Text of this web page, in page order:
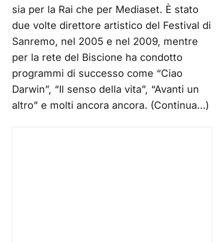
sia per la Rai che per Mediaset. È stato
due volte direttore artistico del Festival di
Sanremo, nel 2005 e nel 2009, mentre
per la rete del Biscione ha condotto
programmi di successo come “Ciao
Darwin”, “Il senso della vita”, “Avanti un
altro” e molti ancora ancora. (Continua…)